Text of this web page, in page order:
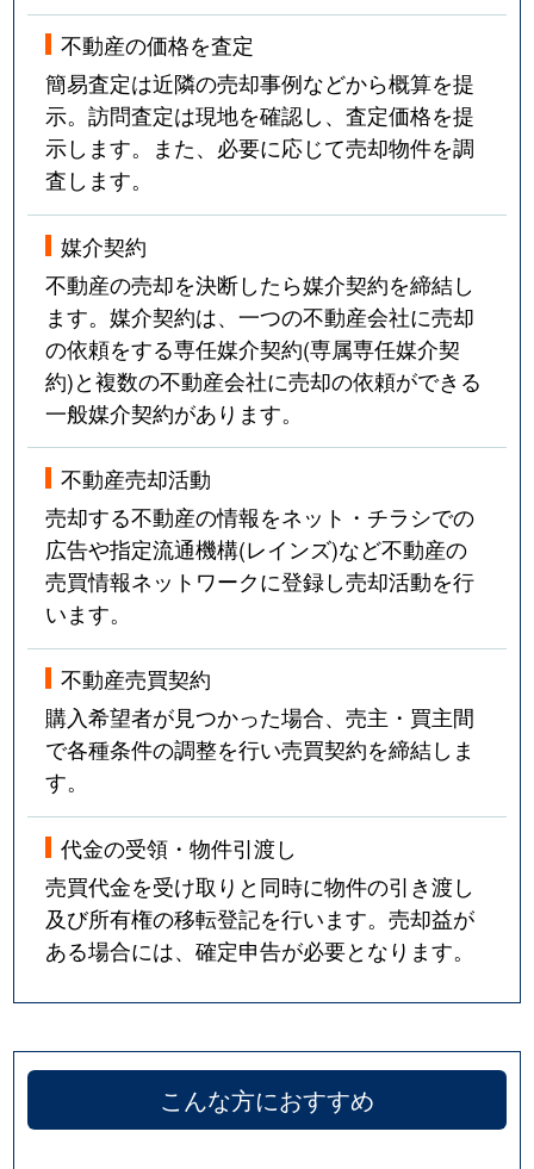
不動産の価格を査定
簡易査定は近隣の売却事例などから概算を提
示。訪問査定は現地を確認し、査定価格を提
示します。また、必要に応じて売却物件を調
査します。
媒介契約
不動産の売却を決断したら媒介契約を締結し
ます。媒介契約は、一つの不動産会社に売却
の依頼をする専任媒介契約(専属専任媒介契
約)と複数の不動産会社に売却の依頼ができる
一般媒介契約があります。
不動産売却活動
売却する不動産の情報をネット・チラシでの
広告や指定流通機構(レインズ)など不動産の
売買情報ネットワークに登録し売却活動を行
います。
不動産売買契約
購入希望者が見つかった場合、売主・買主間
で各種条件の調整を行い売買契約を締結しま
す。
代金の受領・物件引渡し
売買代金を受け取りと同時に物件の引き渡し
及び所有権の移転登記を行います。売却益が
ある場合には、確定申告が必要となります。
こんな方におすすめ